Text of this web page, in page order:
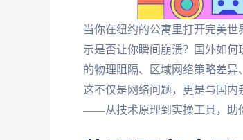
当你在纽约的公寓里打开完美
示是否让你瞬间崩溃？国外如
的物理阻隔、区域网络策略差异
这不仅是网络问题，更是与国
——从技术原理到实操工具，助